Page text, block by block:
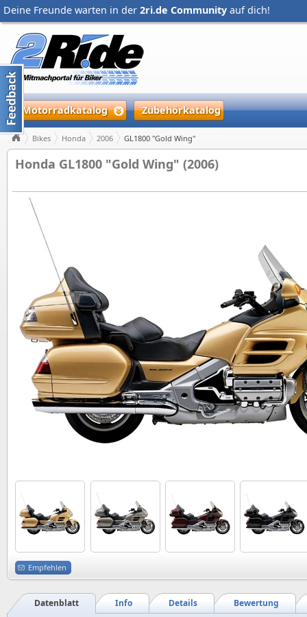
Deine Freunde warten in der 2ri.de Community auf dich!
Motorradkatalog Zubehörkatalog
Bikes Honda 2006 GL1800 "Gold Wing"
Honda GL1800 "Gold Wing" (2006)
Empfehlen
Bewertung
Details
Info
Datenblatt